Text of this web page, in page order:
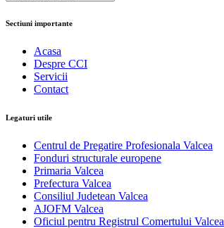
Sectiuni importante
Acasa
Despre CCI
Servicii
Contact
Legaturi utile
Centrul de Pregatire Profesionala Valcea
Fonduri structurale europene
Primaria Valcea
Prefectura Valcea
Consiliul Judetean Valcea
AJOFM Valcea
Oficiul pentru Registrul Comertului Valcea